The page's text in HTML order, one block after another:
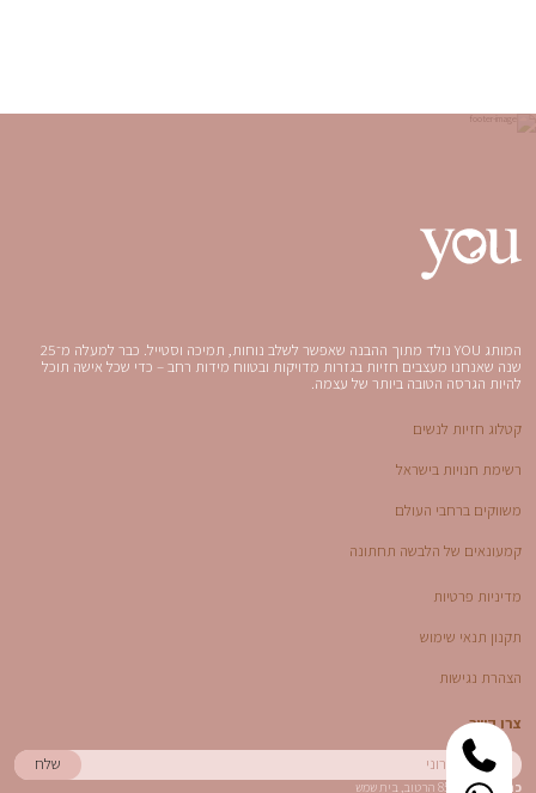
המותג YOU נולד מתוך ההבנה שאפשר לשלב נוחות, תמיכה וסטייל. כבר למעלה מ־25
שנה שאנחנו מעצבים חזיות בגזרות מדויקות ובטווח מידות רחב – כדי שכל אישה תוכל
להיות הגרסה הטובה ביותר של עצמה.
קטלוג חזיות לנשים
רשימת חנויות בישראל
משווקים ברחבי העולם
קמעונאים של הלבשה תחתונה
מדיניות פרטיות
תקנון תנאי שימוש
הצהרת נגישות
צרו קשר
כתובת:גרניט 85 הרטוב, בית שמש